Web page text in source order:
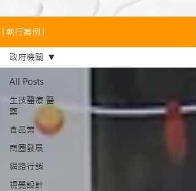
│執行案例│
All Posts
生技醫療 醫
藥
食品業
商圈發展
網路行銷
視覺設計
政府機關